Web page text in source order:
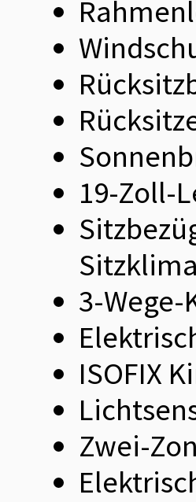
19-Zoll-
3-
ISOFIX
Zwei-